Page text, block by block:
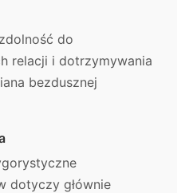
do
relacji i dotrzymywania
bezdusznej
dotyczy głównie